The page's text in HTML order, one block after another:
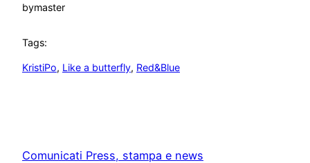
bymaster
Tags:
KristiPo, Like a butterfly, Red&Blue
Comunicati Press, stampa e news